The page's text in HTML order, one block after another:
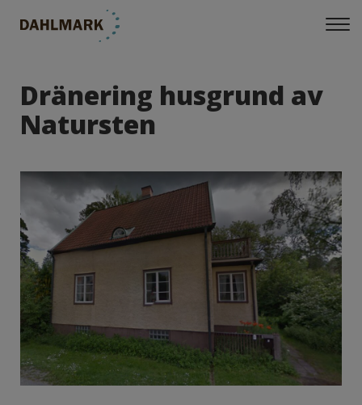
Dränering husgrund av
Natursten